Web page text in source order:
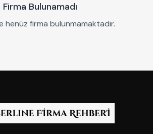
Firma Bulunamadı
henüz firma bulunmamaktadır.